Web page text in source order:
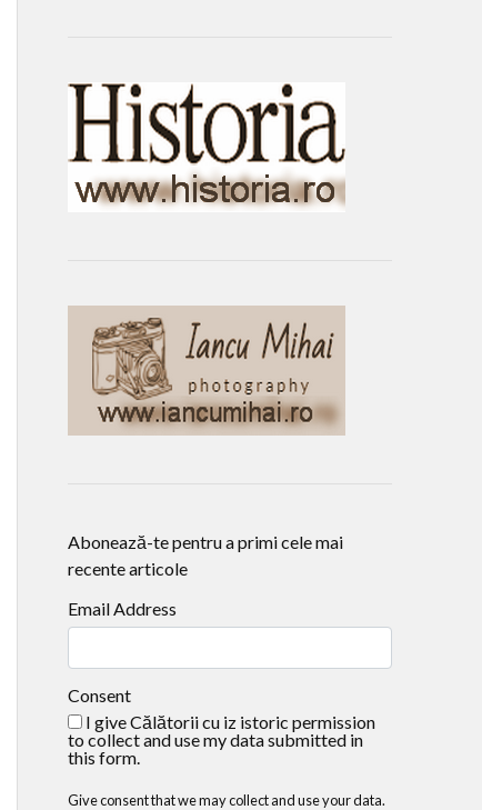
Abonează-te pentru a primi cele mai
recente articole
Email Address
Consent
I give Călătorii cu iz istoric permission
to collect and use my data submitted in
this form.
Give consent that we may collect and use your data.